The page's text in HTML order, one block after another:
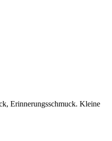
Erinnerungsschmuck. Kleine